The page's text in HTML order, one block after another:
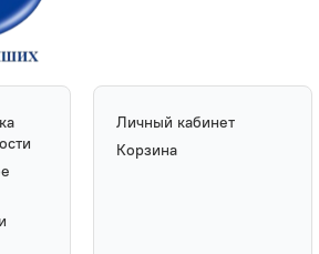
Личный кабинет
Корзина